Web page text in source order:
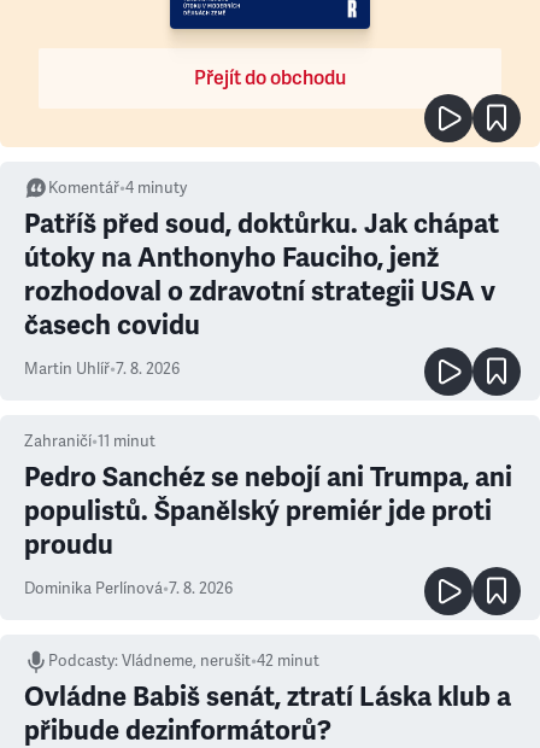
Přejít do obchodu
Komentář•4 minuty
Patříš před soud, doktůrku. Jak chápat
útoky na Anthonyho Fauciho, jenž
rozhodoval o zdravotní strategii USA v
časech covidu
Martin Uhlíř•7. 8. 2026
Zahraničí•11 minut
Pedro Sanchéz se nebojí ani Trumpa, ani
populistů. Španělský premiér jde proti
proudu
Dominika Perlínová•7. 8. 2026
Podcasty:Vládneme, nerušit•42 minut
Ovládne Babiš senát, ztratí Láska klub a
přibude dezinformátorů?